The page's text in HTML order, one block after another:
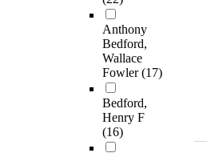
Anthony
Bedford,
Wallace
Fowler(17)
Bedford,
Henry F
(16)